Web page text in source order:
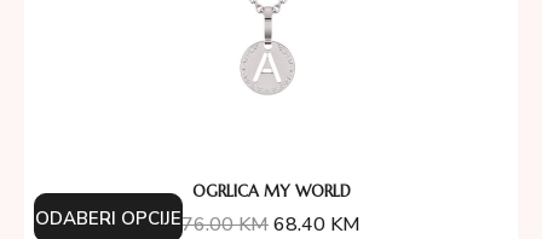
OGRLICA MY WORLD
76.00KM68.40 KM
ODABERI OPCIJE